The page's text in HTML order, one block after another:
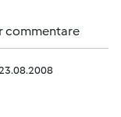
commentare